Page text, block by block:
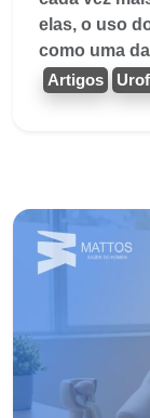
elas, o uso
como uma
Artigos